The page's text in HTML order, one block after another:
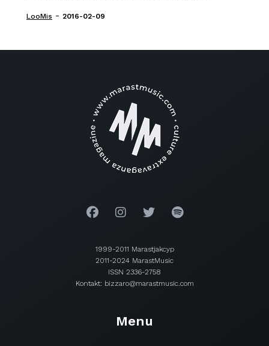
LooMis - 2016-02-09
1999-2011 Marastjakcyp
2011-2024 MarastMusic
ISSN 2336-2758
Kontakt: bizzaro@marastmusic.com
Menu